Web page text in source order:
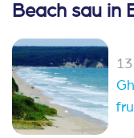
Hoteluri family
Oferte Rusalii
Ultra All
All Inclusive
Beach sau in